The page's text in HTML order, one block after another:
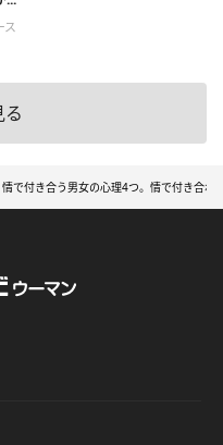
ス
情で付き合う男女の心理4つ。情で付き合わ